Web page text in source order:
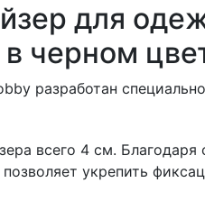
для
черном
разработан
всего 4 см.
укрепить